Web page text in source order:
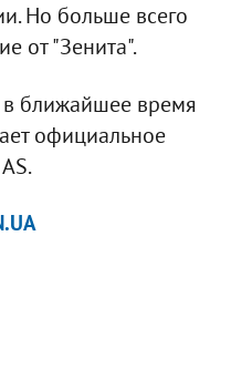
Но больше всего
от "Зенита".
в ближайшее время
официальное